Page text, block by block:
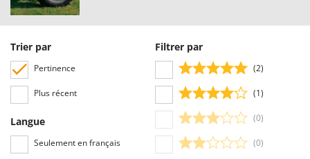
Troy-Bilt
U
Udor
Unger
V
Vesco
Volpi
Trier par
Pertinence
Plus récent
Langue
Seulement en français
Filtrer par
(2)
(1)
(0)
(0)